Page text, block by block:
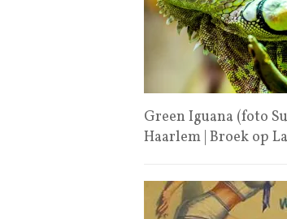
Green Iguana (foto
Haarlem | Broek op